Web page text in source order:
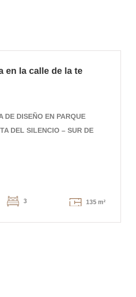
en la calle de la te
DE DISEÑO EN PARQUE
DEL SILENCIO – SUR DE
3 135 m²